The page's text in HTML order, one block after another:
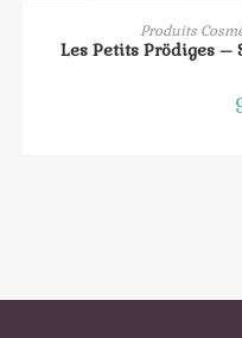
Produits
Les Petits Prödiges –